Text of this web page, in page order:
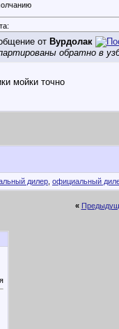
от Вурдолак
обратно в
мойки точно
дилер официальный
«